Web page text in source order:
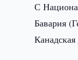
С
Бавария